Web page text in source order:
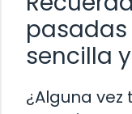
sencilla
¿Alguna